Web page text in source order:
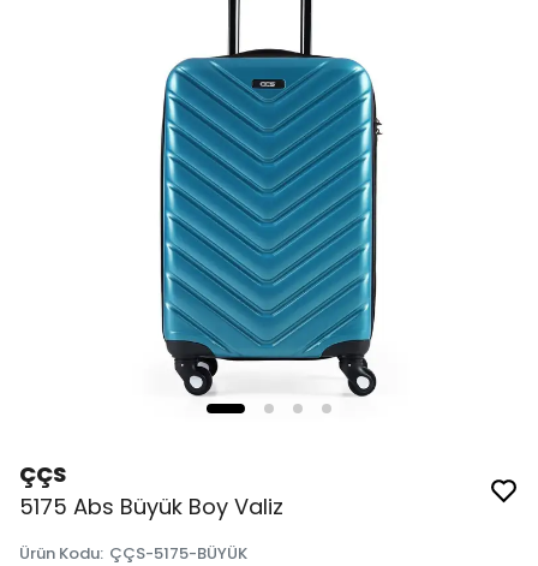
ÇÇS
5175 Abs Büyük Boy Valiz
Ürün Kodu: ÇÇS-5175-BÜYÜK